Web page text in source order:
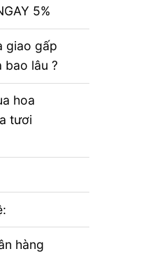
5%
giao gấp
bao lâu ?
hoa
tươi
hàng